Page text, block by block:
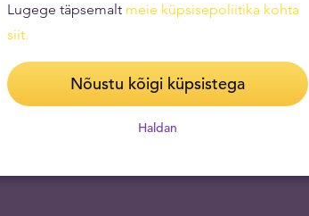
Türgi kullapalaviku põhjustest
Lugege täpsemalt meie küpsisepoliitika kohta
siit.
Nõustu kõigi küpsistega
Haldan